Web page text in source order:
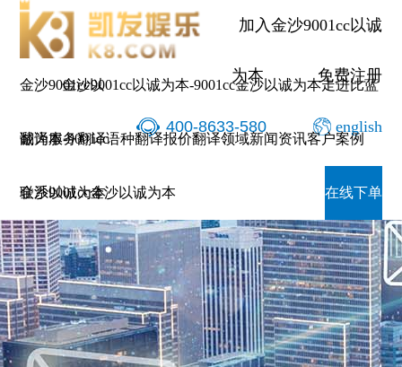
加入金沙9001cc以诚
为本 免费注册
400-8633-580 english
金沙9001cc以
诚为本-9001cc
金沙以诚为本
金沙9001cc以诚为本-9001cc金沙以诚为本走进比蓝
翻译服务翻译语种翻译报价翻译领域新闻资讯客户案例
联系9001cc金沙以诚为本 在线下单